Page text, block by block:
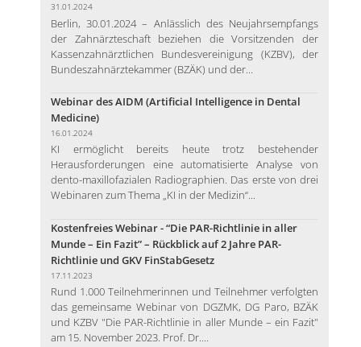
31.01.2024
Berlin, 30.01.2024 – Anlässlich des Neujahrsempfangs
der Zahnärzteschaft beziehen die Vorsitzenden der
Kassenzahnärztlichen Bundesvereinigung (KZBV), der
Bundeszahnärztekammer (BZÄK) und der...
Webinar des AIDM (Artificial Intelligence in Dental
Medicine)
16.01.2024
KI ermöglicht bereits heute trotz bestehender
Herausforderungen eine automatisierte Analyse von
dento-maxillofazialen Radiographien. Das erste von drei
Webinaren zum Thema „KI in der Medizin“...
Kostenfreies Webinar - “Die PAR-Richtlinie in aller
Munde – Ein Fazit” – Rückblick auf 2 Jahre PAR-
Richtlinie und GKV FinStabGesetz
17.11.2023
Rund 1.000 Teilnehmerinnen und Teilnehmer verfolgten
das gemeinsame Webinar von DGZMK, DG Paro, BZÄK
und KZBV "Die PAR-Richtlinie in aller Munde – ein Fazit"
am 15. November 2023. Prof. Dr....